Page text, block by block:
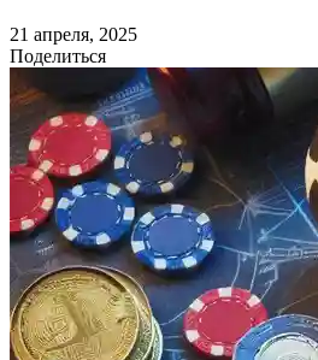
21 апреля, 2025
Поделиться